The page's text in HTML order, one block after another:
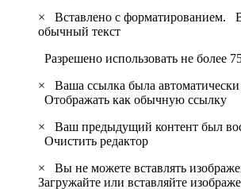
×
Вставлено с форматированием.
обычный текст
Разрешено использовать не более
×
Ваша ссылка была автоматически
Отображать как обычную ссылку
×
Ваш предыдущий контент был
Очистить редактор
×
Вы не можете вставлять
Загружайте или вставляйте